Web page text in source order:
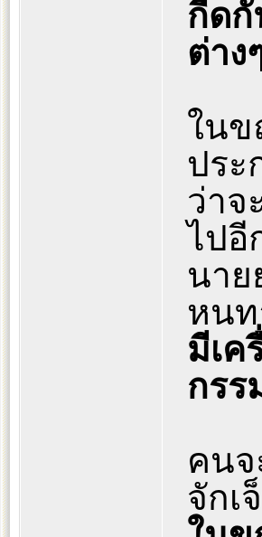
กีดกั
ต่าง
ใน
ประ
ว่าจ
ไปอี
นาย
หนท
มีเค
กร
คน
จักเ